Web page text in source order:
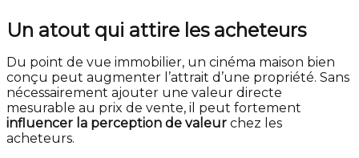
Un atout qui attire les acheteurs
Du point de vue immobilier, un cinéma maison bien
conçu peut augmenter l’attrait d’une propriété. Sans
nécessairement ajouter une valeur directe
mesurable au prix de vente, il peut fortement
influencer la perception de valeur chez les
acheteurs.